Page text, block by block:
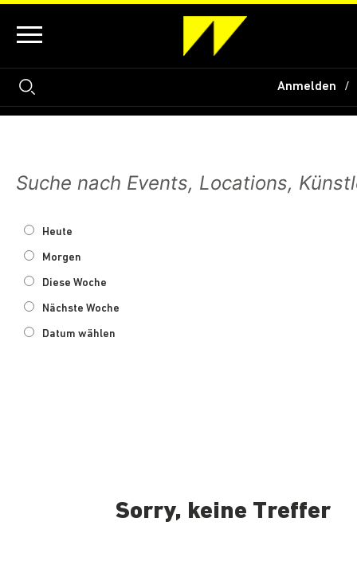
Anmelden
Heute
Morgen
Diese Woche
Nächste Woche
Datum wählen
Sorry, keine Treffer